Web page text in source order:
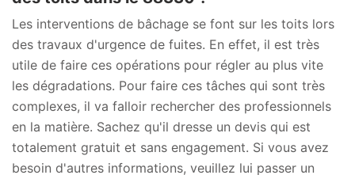
Les interventions de bâchage se font sur les toits lors
des travaux d'urgence de fuites. En effet, il est très
utile de faire ces opérations pour régler au plus vite
les dégradations. Pour faire ces tâches qui sont très
complexes, il va falloir rechercher des professionnels
en la matière. Sachez qu'il dresse un devis qui est
totalement gratuit et sans engagement. Si vous avez
besoin d'autres informations, veuillez lui passer un